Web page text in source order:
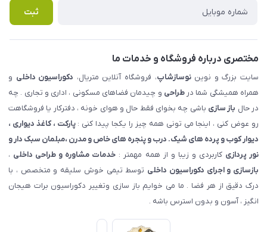
پرسش های متداول
ثبت
مختصری درباره فروشگاه و خدمات ما
سایت بزرگ و نویننوسازشاپ، فروشگاه آنلاین متریال، دکوراسیون داخلی و
همراه همیشگی شما درطراحی و چیدمان فضاهای مسکونی ، اداری و تجاری . چه
در حال باز سازی باشی چه بخوای فقط حال و هوای خونه ، دفترکار یا فروشگاهت
رو عوض کنی ، اینجا می تونی همه چیز را یکجا پیدا کنی :پارکت ، کاغذ دیواری ،
دیوار کوب و پرده های شیک. درب و پنجره های خاص و مدرن ،مبلمان سبک دار و
نور پردازی کاربردی و زیبا و از همه مهمتر : خدمات مشاوره و طراحی داخلی ،
بازسازی و اجرای دکوراسیون داخلی توسط تیمی خوش سلیقه و متخصص ، با
درک دقیق از هر فضا . ما می خوایم باز سازی وتغییر دکوراسیون برات هیجان
انگیز ، آسون و بدون استرس باشه .